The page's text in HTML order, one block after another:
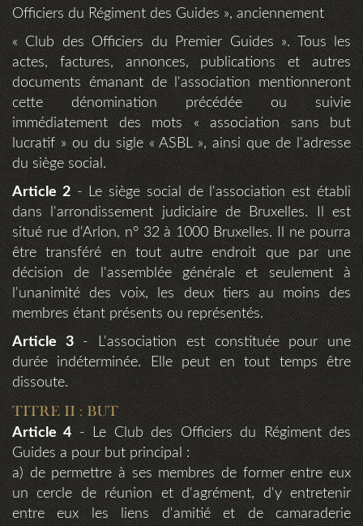
Officiers du Régiment des Guides », anciennement
« Club des Officiers du Premier Guides ». Tous les
actes, factures, annonces, publications et autres
documents émanant de l'association mentionneront
cette dénomination précédée ou suivie
immédiatement des mots « association sans but
lucratif » ou du sigle « ASBL », ainsi que de l'adresse
du siège social.
Article 2- Le siège social de l'association est établi
dans l'arrondissement judiciaire de Bruxelles. Il est
situé rue d'Arlon, n° 32 à 1000 Bruxelles. Il ne pourra
être transféré en tout autre endroit que par une
décision de l'assemblée générale et seulement à
l'unanimité des voix, les deux tiers au moins des
membres étant présents ou représentés.
Article 3- L'association est constituée pour une
durée indéterminée. Elle peut en tout temps être
dissoute.
TITRE II : BUT
Article 4- Le Club des Officiers du Régiment des
Guides a pour but principal :
a) de permettre à ses membres de former entre eux
un cercle de réunion et d'agrément, d'y entretenir
entre eux les liens d'amitié et de camaraderie